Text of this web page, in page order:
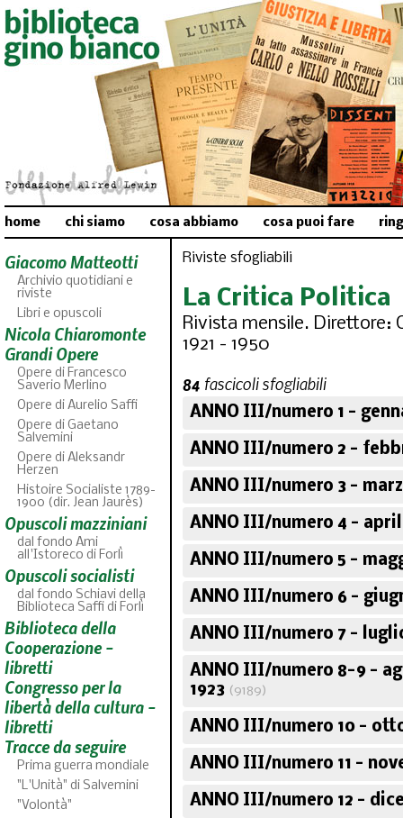
home chi siamo cosa abbiamo cosa puoi fare
Giacomo Matteotti
Archivio quotidiani e
riviste
Libri e opuscoli
Nicola Chiaromonte
Grandi Opere
Opere di Francesco
Saverio Merlino
Opere di Aurelio Saffi
Opere di Gaetano
Salvemini
Opere di Aleksandr
Herzen
Histoire Socialiste 1789-
1900 (dir. Jean Jaurès)
Opuscoli mazziniani
dal fondo Ami
all'Istoreco di Forlì
Opuscoli socialisti
dal fondo Schiavi della
Biblioteca Saffi di Forlì
Biblioteca della
Cooperazione -
libretti
Congresso per la
libertà della cultura -
libretti
Tracce da seguire
Prima guerra mondiale
"L'Unità" di Salvemini
"Volontà"
Riviste sfogliabili
La Critica Politica
Rivista mensile. Direttore:
1921 - 1950
84 fascicoli sfogliabili
ANNO III/numero 1 -
ANNO III/numero 2 -
ANNO III/numero 3 -
ANNO III/numero 4 -
ANNO III/numero 5 -
ANNO III/numero 6 -
ANNO III/numero 7 -
ANNO III/numero 8-9 -
1923 (9189)
ANNO III/numero 10 -
ANNO III/numero 11 -
ANNO III/numero 12 -
ABC
46fascicoli